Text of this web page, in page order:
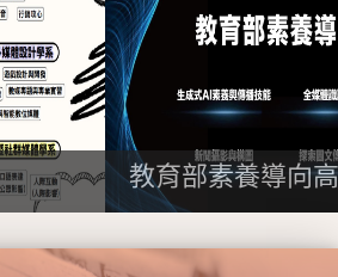
教育部素養導向高教學習創